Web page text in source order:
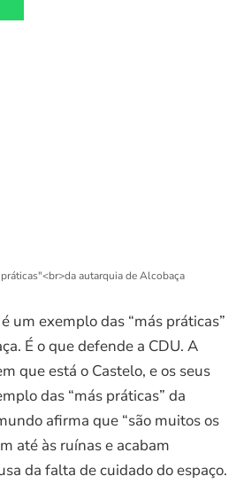
autarquia de Alcobaça
um exemplo das “más práticas”
É o que defende a CDU. A
que está o Castelo, e os seus
das “más práticas” da
afirma que “são muitos os
até às ruínas e acabam
da falta de cuidado do espaço.